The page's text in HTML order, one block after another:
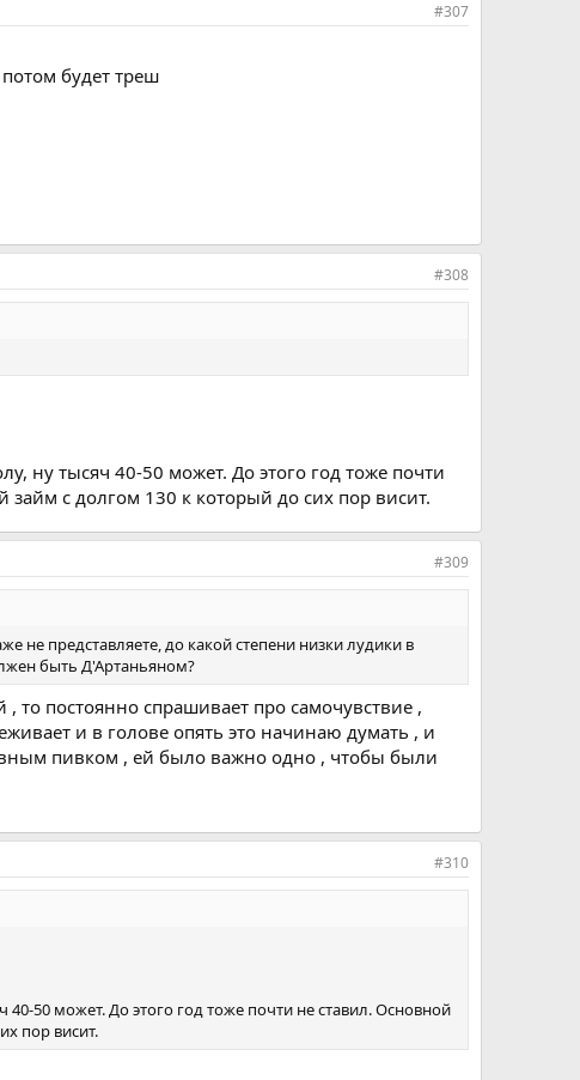
#307
будет треш
#308
ну тысяч 40-50 может. До этого год тоже почти
с долгом 130 к который до сих пор висит.
#309
не представляете, до какой степени низки лудики в
быть Д'Артаньяном?
то постоянно спрашивает про самочувствие ,
и в голове опять это начинаю думать , и
пивком , ей было важно одно , чтобы были
#310
50 может. До этого год тоже почти не ставил. Основной
пор висит.